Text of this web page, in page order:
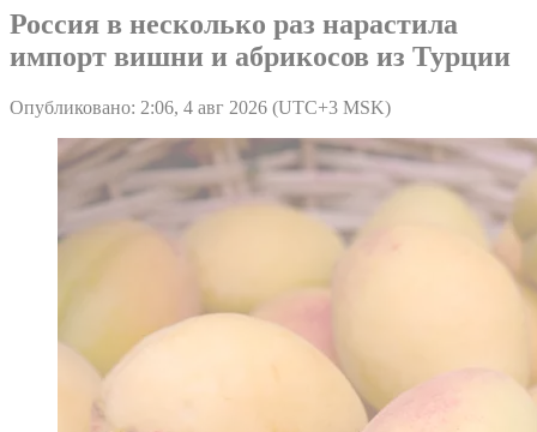
Россия в несколько раз нарастила
импорт вишни и абрикосов из Турции
Опубликовано: 2:06, 4 авг 2026 (UTC+3 MSK)